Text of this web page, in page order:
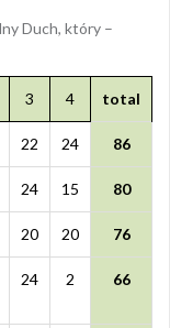
Duch, który –
3 4 total
22 24 86
24 15 80
20 20 76
24 2 66